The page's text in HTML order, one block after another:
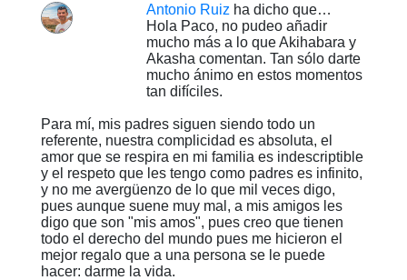
Antonio Ruiz ha dicho que…
Hola Paco, no pudeo añadir
mucho más a lo que Akihabara y
Akasha comentan. Tan sólo darte
mucho ánimo en estos momentos
tan difíciles.
Para mí, mis padres siguen siendo todo un
referente, nuestra complicidad es absoluta, el
amor que se respira en mi familia es indescriptible
y el respeto que les tengo como padres es infinito,
y no me avergüenzo de lo que mil veces digo,
pues aunque suene muy mal, a mis amigos les
digo que son "mis amos", pues creo que tienen
todo el derecho del mundo pues me hicieron el
mejor regalo que a una persona se le puede
hacer: darme la vida.